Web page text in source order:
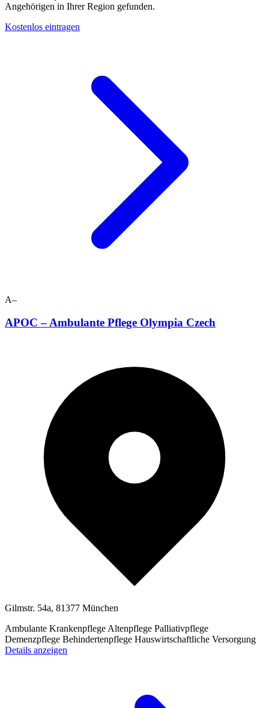
Angehörigen in Ihrer Region gefunden.
Kostenlos eintragen
A–
APOC – Ambulante Pflege Olympia Czech
Gilmstr. 54a, 81377 München
Ambulante Krankenpflege Altenpflege Palliativpflege
Demenzpflege Behindertenpflege Hauswirtschaftliche Versorgung
Details anzeigen